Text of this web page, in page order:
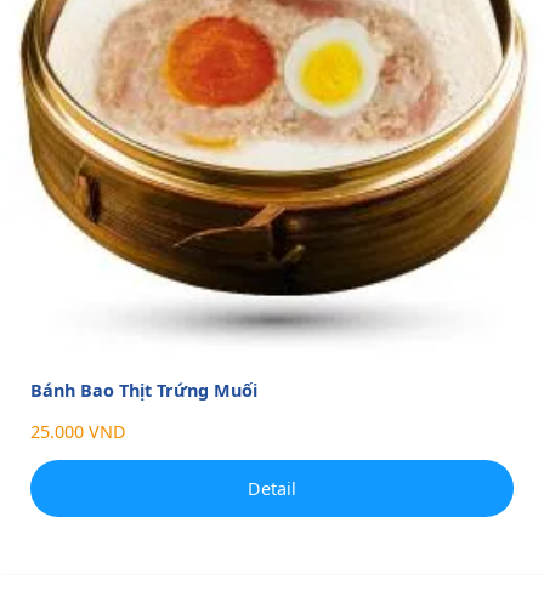
Bánh Bao Thịt Trứng Muối
25.000 VND
Detail